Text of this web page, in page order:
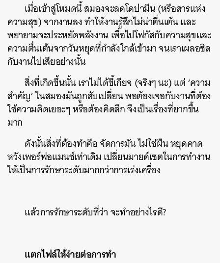
เมื่อเข้าสู่โหมดนี้ สมองจะลดโดปามีน (หรือสารแห่ง
ความสุข) จากงานลง ทำให้งานรู้สึกไม่น่าตื่นเต้น และ
พยายามจะประหยัดพลังงาน เพื่อไปโฟกัสกับความสุขและ
ความตื่นเต้นจากวันหยุดที่กำลังใกล้เข้ามา จนเราเผลอชิล
กับงานไปเสียอย่างนั้น
สิ่งที่เกิดขึ้นนั้น เราไม่ได้ขี้เกียจ (จริงๆ นะ) แต่ ‘ความ
สำคัญ’ ในสมองมันถูกสับเปลี่ยน พอต้องเจอกับงานที่ต้อง
ใช้ความคิดเยอะๆ หรือต้องคิดลึก จึงเป็นเรื่องที่ยากขึ้น
มาก
ดังนั้นสิ่งที่ต้องทำคือ จัดการมัน ไม่ใช่ฝืน หยุดคาด
หวังเพอร์ฟอแมนซ์เท่าเดิม เปลี่ยนมายด์เซตในการทำงาน
ให้เป็นการรักษาระดับมากกว่าการเร่งเครื่อง
แล้วการรักษาระดับที่ว่า จะทำอย่างไรดี?
แตกไฟล์ให้ง่ายต่อการทำ